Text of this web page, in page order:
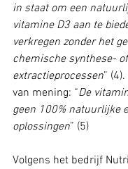
in staat om een
vitamine D3 aan te
verkregen zonder het
chemische synthese-
extractieprocessen”
van mening: “De
geen 100% natuurlijke
oplossingen” (5)
Volgens het bedrijf